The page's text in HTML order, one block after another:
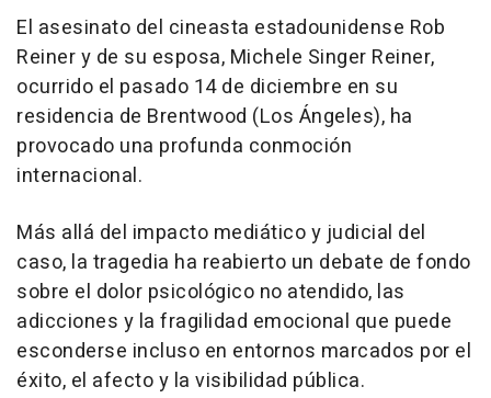
El asesinato del cineasta estadounidense Rob
Reiner y de su esposa, Michele Singer Reiner,
ocurrido el pasado 14 de diciembre en su
residencia de Brentwood (Los Ángeles), ha
provocado una profunda conmoción
internacional.
Más allá del impacto mediático y judicial del
caso, la tragedia ha reabierto un debate de fondo
sobre el dolor psicológico no atendido, las
adicciones y la fragilidad emocional que puede
esconderse incluso en entornos marcados por el
éxito, el afecto y la visibilidad pública.